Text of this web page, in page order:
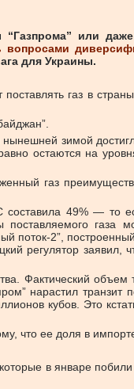
или
вопросами
для Украины.
газ в
зимой
остаются на
газ
49% — то
газа
поток-2”,
регулятор заявил,
Фактический
нарастил
кубов. Это
что ее доля в
в январе